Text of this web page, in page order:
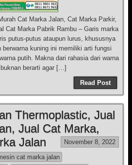
Cat Marka Jalan, Cat Marka Parkir,
Cat Marka Pabrik Rambu – Garis marka
putus-putus ataupun lurus, khususnya
kuning ini memiliki arti fungsi
putih. Makna dari rahasia dari warna
buknan berarti agar […]
Read Post
Thermoplastic, Jual
Jual Cat Marka,
Jalan
November 8, 2022
cat marka jalan